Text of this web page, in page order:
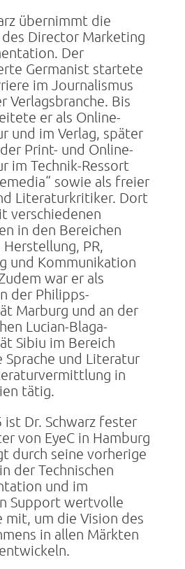
übernimmt die
Director Marketing
Der
Germanist startete
im Journalismus
Verlagsbranche. Bis
er als Online-
und im Verlag, später
Print- und Online-
im Technik-Ressort
sowie als freier
Literaturkritiker. Dort
verschiedenen
in den Bereichen
PR,
und Kommunikation
war er als
der Philipps-
Marburg und an der
Lucian-Blaga-
Sibiu im Bereich
Sprache und Literatur
in
tätig.
ist Dr. Schwarz fester
von EyeC in Hamburg
durch seine vorherige
der Technischen
und im
Support wertvolle
mit, um die Vision des
in allen Märkten